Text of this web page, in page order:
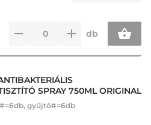
db
SPRAY 750ML ORIGINAL
#=6db, gyűjtő#=6db